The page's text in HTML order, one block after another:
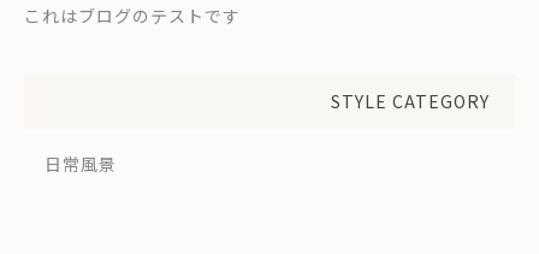
これはブログのテストです
STYLE CATEGORY
日常風景